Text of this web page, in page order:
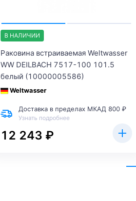
В НАЛИЧИИ
Раковина встраиваемая Weltwasser
WW DEILBACH 7517-100 101.5
белый (10000005586)
Weltwasser
Доставка в пределах МКАД 800 ₽
Узнать подробнее
12 243 ₽